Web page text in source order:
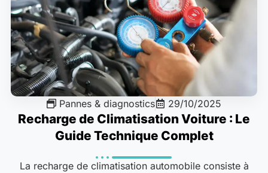
Pannes & diagnostics 29/10/2025
Recharge de Climatisation Voiture : Le
Guide Technique Complet
La recharge de climatisation automobile consiste à